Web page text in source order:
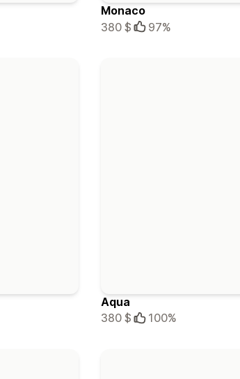
Monaco
380 $
97%
Aqua
380 $
100%